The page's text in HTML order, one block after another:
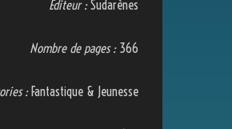
Éditeur :Sudarènes
Nombre de pages :366
:Fantastique & Jeunesse